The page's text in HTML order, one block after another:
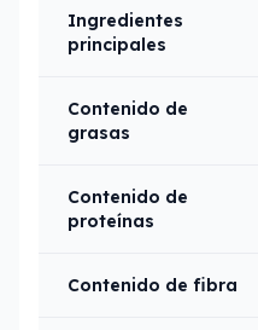
Ingredientes
principales
Contenido de
grasas
Contenido de
proteínas
Contenido de fibra